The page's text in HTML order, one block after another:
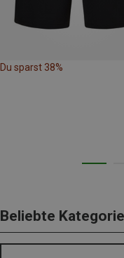
Du sparst 38%
Beliebte